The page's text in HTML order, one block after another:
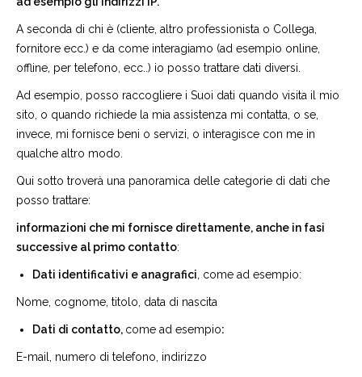
A seconda di chi è (cliente, altro professionista o Collega,
fornitore ecc.) e da come interagiamo (ad esempio online,
offline, per telefono, ecc..) io posso trattare dati diversi.
Ad esempio, posso raccogliere i Suoi dati quando visita il mio
sito, o quando richiede la mia assistenza mi contatta, o se,
invece, mi fornisce beni o servizi, o interagisce con me in
qualche altro modo.
Qui sotto troverà una panoramica delle categorie di dati che
posso trattare:
informazioni che mi fornisce direttamente, anche in fasi
successive al primo contatto:
Dati identificativi e anagrafici , come ad esempio:
Nome, cognome, titolo, data di nascita
Dati di contatto, come ad esempio:
E-mail, numero di telefono, indirizzo